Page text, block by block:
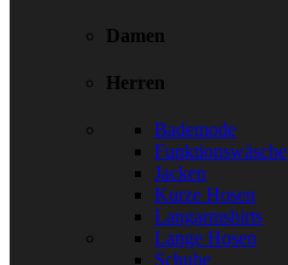
Damen
Herren
Bademode
Funktionswäsche
Jacken
Kurze Hosen
Langarmshirts
Lange Hosen
Schuhe